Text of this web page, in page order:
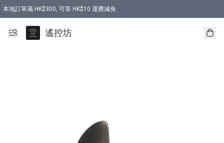
本地訂單滿 HK$300, 可享 HK$10 運費減免
購買 7.6V 6500mah 70C 電池 送 7.6V USB充電器
遙控坊